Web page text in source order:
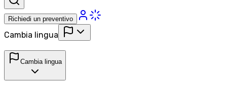
Richiedi un preventivo
Cambia lingua
Cambia lingua